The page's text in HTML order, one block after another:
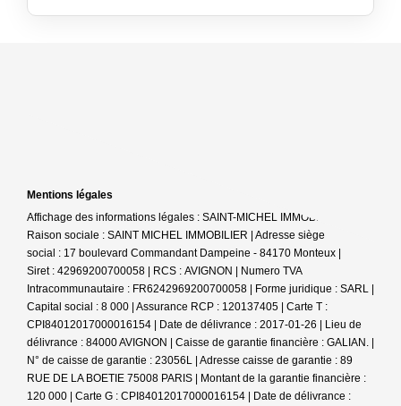
Mentions légales
Affichage des informations légales : SAINT-MICHEL IMMOBILIER |
Raison sociale : SAINT MICHEL IMMOBILIER | Adresse siège
social : 17 boulevard Commandant Dampeine - 84170 Monteux |
Siret : 42969200700058 | RCS : AVIGNON | Numero TVA
Intracommunautaire : FR6242969200700058 | Forme juridique : SARL |
Capital social : 8 000 | Assurance RCP : 120137405 | Carte T :
CPI84012017000016154 | Date de délivrance : 2017-01-26 | Lieu de
délivrance : 84000 AVIGNON | Caisse de garantie financière : GALIAN. |
N° de caisse de garantie : 23056L | Adresse caisse de garantie : 89
RUE DE LA BOETIE 75008 PARIS | Montant de la garantie financière :
120 000 | Carte G : CPI84012017000016154 | Date de délivrance :